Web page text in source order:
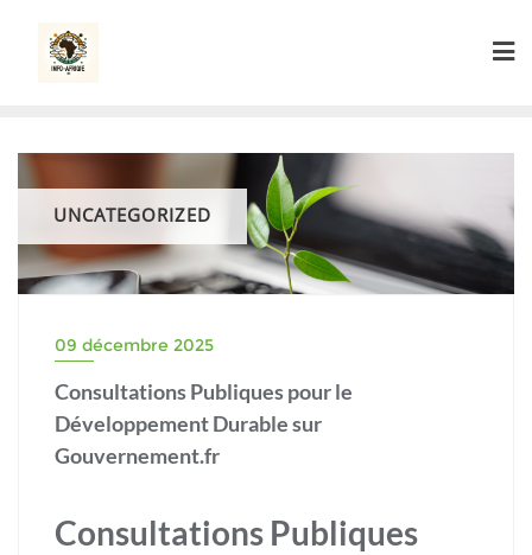
content
UNCATEGORIZED
09 décembre 2025
Consultations Publiques pour le
Développement Durable sur
Gouvernement.fr
Consultations Publiques